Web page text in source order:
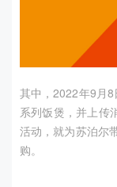
其中，2022年9 月8
系列饭煲，并上传
活动，就为苏泊尔
购。